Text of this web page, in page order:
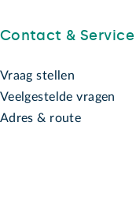
Contact & Service
Vraag stellen
Veelgestelde vragen
Adres & route